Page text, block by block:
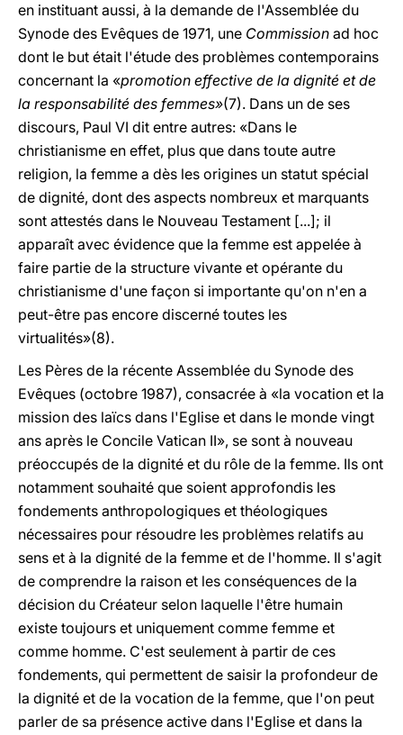
en instituant aussi, à la demande de l'Assemblée du
Synode des Evêques de 1971, une Commission ad hoc
dont le but était l'étude des problèmes contemporains
concernant la «promotion effective de la dignité et de
la responsabilité des femmes»(7). Dans un de ses
discours, Paul VI dit entre autres: «Dans le
christianisme en effet, plus que dans toute autre
religion, la femme a dès les origines un statut spécial
de dignité, dont des aspects nombreux et marquants
sont attestés dans le Nouveau Testament [...]; il
apparaît avec évidence que la femme est appelée à
faire partie de la structure vivante et opérante du
christianisme d'une façon si importante qu'on n'en a
peut-être pas encore discerné toutes les
virtualités»(8).
Les Pères de la récente Assemblée du Synode des
Evêques (octobre 1987), consacrée à «la vocation et la
mission des laïcs dans l'Eglise et dans le monde vingt
ans après le Concile Vatican II», se sont à nouveau
préoccupés de la dignité et du rôle de la femme. Ils ont
notamment souhaité que soient approfondis les
fondements anthropologiques et théologiques
nécessaires pour résoudre les problèmes relatifs au
sens et à la dignité de la femme et de l'homme. Il s'agit
de comprendre la raison et les conséquences de la
décision du Créateur selon laquelle l'être humain
existe toujours et uniquement comme femme et
comme homme. C'est seulement à partir de ces
fondements, qui permettent de saisir la profondeur de
la dignité et de la vocation de la femme, que l'on peut
parler de sa présence active dans l'Eglise et dans la